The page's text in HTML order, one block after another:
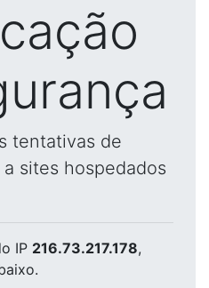
tentativas de
sites hospedados
IP 216.73.217.178,